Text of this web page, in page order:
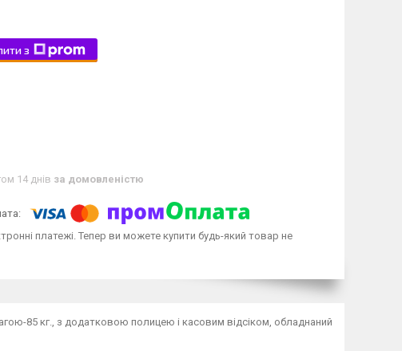
з
14 днів за домовленістю
платежі. Тепер ви можете купити будь-який товар не
85 кг., з додатковою полицею і касовим відсіком, обладнаний